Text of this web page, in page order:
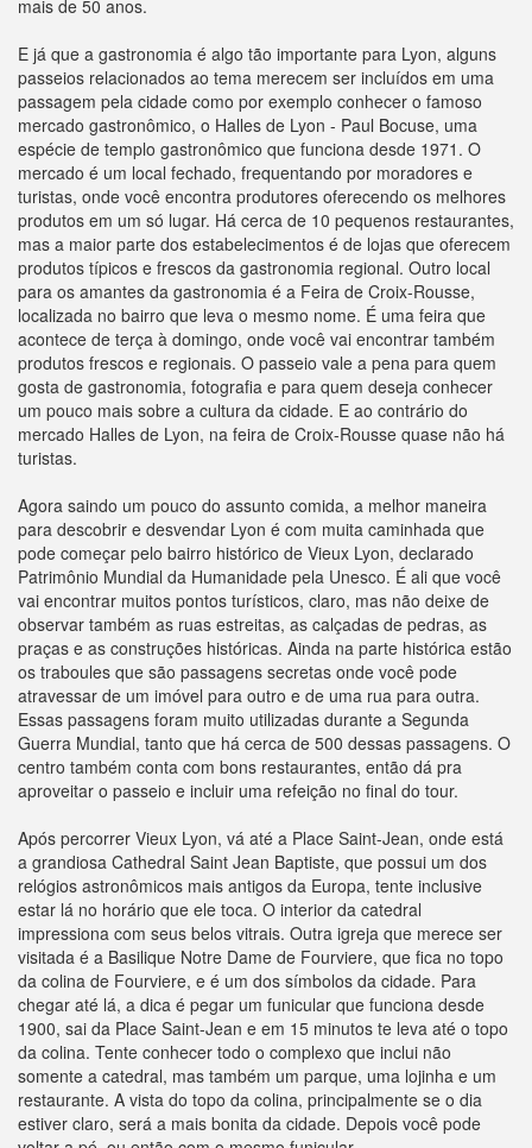
mais de 50 anos.
E já que a gastronomia é algo tão importante para Lyon, alguns
passeios relacionados ao tema merecem ser incluídos em uma
passagem pela cidade como por exemplo conhecer o famoso
mercado gastronômico, o Halles de Lyon - Paul Bocuse, uma
espécie de templo gastronômico que funciona desde 1971. O
mercado é um local fechado, frequentando por moradores e
turistas, onde você encontra produtores oferecendo os melhores
produtos em um só lugar. Há cerca de 10 pequenos restaurantes,
mas a maior parte dos estabelecimentos é de lojas que oferecem
produtos típicos e frescos da gastronomia regional. Outro local
para os amantes da gastronomia é a Feira de Croix-Rousse,
localizada no bairro que leva o mesmo nome. É uma feira que
acontece de terça à domingo, onde você vai encontrar também
produtos frescos e regionais. O passeio vale a pena para quem
gosta de gastronomia, fotografia e para quem deseja conhecer
um pouco mais sobre a cultura da cidade. E ao contrário do
mercado Halles de Lyon, na feira de Croix-Rousse quase não há
turistas.
Agora saindo um pouco do assunto comida, a melhor maneira
para descobrir e desvendar Lyon é com muita caminhada que
pode começar pelo bairro histórico de Vieux Lyon, declarado
Patrimônio Mundial da Humanidade pela Unesco. É ali que você
vai encontrar muitos pontos turísticos, claro, mas não deixe de
observar também as ruas estreitas, as calçadas de pedras, as
praças e as construções históricas. Ainda na parte histórica estão
os traboules que são passagens secretas onde você pode
atravessar de um imóvel para outro e de uma rua para outra.
Essas passagens foram muito utilizadas durante a Segunda
Guerra Mundial, tanto que há cerca de 500 dessas passagens. O
centro também conta com bons restaurantes, então dá pra
aproveitar o passeio e incluir uma refeição no final do tour.
Após percorrer Vieux Lyon, vá até a Place Saint-Jean, onde está
a grandiosa Cathedral Saint Jean Baptiste, que possui um dos
relógios astronômicos mais antigos da Europa, tente inclusive
estar lá no horário que ele toca. O interior da catedral
impressiona com seus belos vitrais. Outra igreja que merece ser
visitada é a Basilique Notre Dame de Fourviere, que fica no topo
da colina de Fourviere, e é um dos símbolos da cidade. Para
chegar até lá, a dica é pegar um funicular que funciona desde
1900, sai da Place Saint-Jean e em 15 minutos te leva até o topo
da colina. Tente conhecer todo o complexo que inclui não
somente a catedral, mas também um parque, uma lojinha e um
restaurante. A vista do topo da colina, principalmente se o dia
estiver claro, será a mais bonita da cidade. Depois você pode